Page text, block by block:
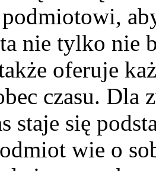
nie tylko nie
oferuje
czasu.
staje się
wie o